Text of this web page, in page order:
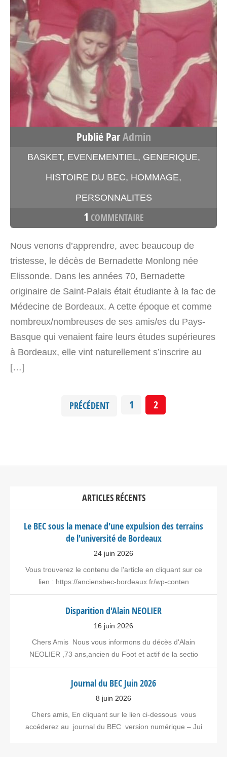
Publié ParAdmin
BASKET, EVENEMENTIEL, GENERIQUE,
HISTOIRE DU BEC, HOMMAGE,
PERSONNALITES
1 COMMENTAIRE
Nous venons d’apprendre, avec beaucoup de
tristesse, le décès de Bernadette Monlong née
Elissonde. Dans les années 70, Bernadette
originaire de Saint-Palais était étudiante à la fac de
Médecine de Bordeaux. A cette époque et comme
nombreux/nombreuses de ses amis/es du Pays-
Basque qui venaient faire leurs études supérieures
à Bordeaux, elle vint naturellement s’inscrire au
[…]
PRÉCÉDENT 1 2
ARTICLES RÉCENTS
Le BEC sous la menace d'une expulsion des terrains
de l'université de Bordeaux
24 juin 2026
Vous trouverez le contenu de l'article en cliquant sur ce
lien : https://anciensbec-bordeaux.fr/wp-conten
Disparition d'Alain NEOLIER
16 juin 2026
Chers Amis Nous vous informons du décès d'Alain
NEOLIER ,73 ans,ancien du Foot et actif de la sectio
Journal du BEC Juin 2026
8 juin 2026
Chers amis, En cliquant sur le lien ci-dessous vous
accéderez au journal du BEC version numérique – Jui